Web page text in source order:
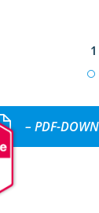
– PDF-